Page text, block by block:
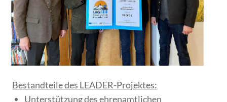
Bestandteile des LEADER-Projektes:
Unterstützung des ehrenamtlichen